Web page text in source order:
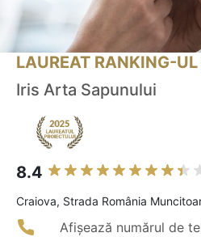
LAUREAT RANKING-
Iris Arta Sapunului
8.4
Craiova, Strada România
Afișează numărul de